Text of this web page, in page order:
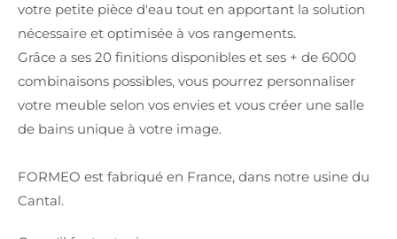
votre petite pièce d'eau tout en apportant la solution
nécessaire et optimisée à vos rangements.
Grâce a ses 20 finitions disponibles et ses + de 6000
combinaisons possibles, vous pourrez personnaliser
votre meuble selon vos envies et vous créer une salle
de bains unique à votre image.
FORMEO est fabriqué en France, dans notre usine du
Cantal.